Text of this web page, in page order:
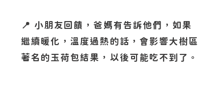
📍 小朋友回饋，爸媽有告訴他們，如果
繼續暖化，溫度過熱的話，會影響大樹區
著名的玉荷包結果，以後可能吃不到了。